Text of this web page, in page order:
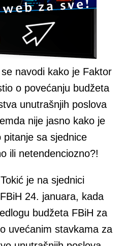
navodi kako je Faktor
o povećanju budžeta
unutrašnjih poslova
nije jasno kako je
pitanje sa sjednice
ili netendenciozno?!
je na sjednici
24. januara, kada
budžeta FBiH za
uvećanim stavkama za